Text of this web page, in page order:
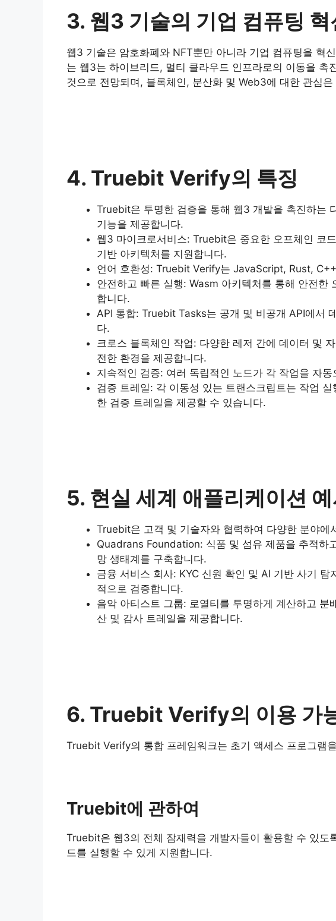
3. 웹3 기술의 기업 컴퓨팅 혁
웹3 기술은 암호화폐와 NFT뿐만 아니라 기업 컴퓨팅을 혁
는 웹3는 하이브리드, 멀티 클라우드 인프라로의 이동을
것으로 전망되며, 블록체인, 분산화 및 Web3에 대한 관심
4. Truebit Verify의 특징
Truebit은 투명한 검증을 통해 웹3 개발을 촉진하는
기능을 제공합니다.
웹3 마이크로서비스: Truebit은 중요한 오프체인 코
기반 아키텍처를 지원합니다.
언어 호환성: Truebit Verify는 JavaScript, Rust,
안전하고 빠른 실행: Wasm 아키텍처를 통해 안전한
합니다.
API 통합: Truebit Tasks는 공개 및 비공개 API에서
다.
크로스 블록체인 작업: 다양한 레저 간에 데이터 및
전한 환경을 제공합니다.
지속적인 검증: 여러 독립적인 노드가 각 작업을 자
검증 트레일: 각 이동성 있는 트랜스크립트는 작업
한 검증 트레일을 제공할 수 있습니다.
5. 현실 세계 애플리케이션 예
Truebit은 고객 및 기술자와 협력하여 다양한 분야에
Quadrans Foundation: 식품 및 섬유 제품을 추적하
망 생태계를 구축합니다.
금융 서비스 회사: KYC 신원 확인 및 AI 기반 사기
적으로 검증합니다.
음악 아티스트 그룹: 로열티를 투명하게 계산하고
산 및 감사 트레일을 제공합니다.
6. Truebit Verify의 이용 가
Truebit Verify의 통합 프레임워크는 초기 액세스 프로그램
Truebit에 관하여
Truebit은 웹3의 전체 잠재력을 개발자들이 활용할 수 있도
드를 실행할 수 있게 지원합니다.